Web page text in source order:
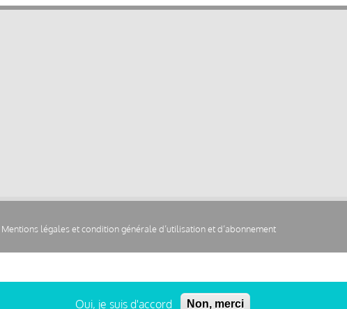
Mentions légales et condition générale d’utilisation et d’abonnement
Oui, je suis d'accord Non, merci